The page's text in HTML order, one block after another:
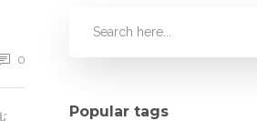
0
Popular tags